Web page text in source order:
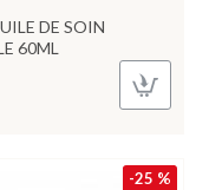
DE SOIN
60ML
-25 %